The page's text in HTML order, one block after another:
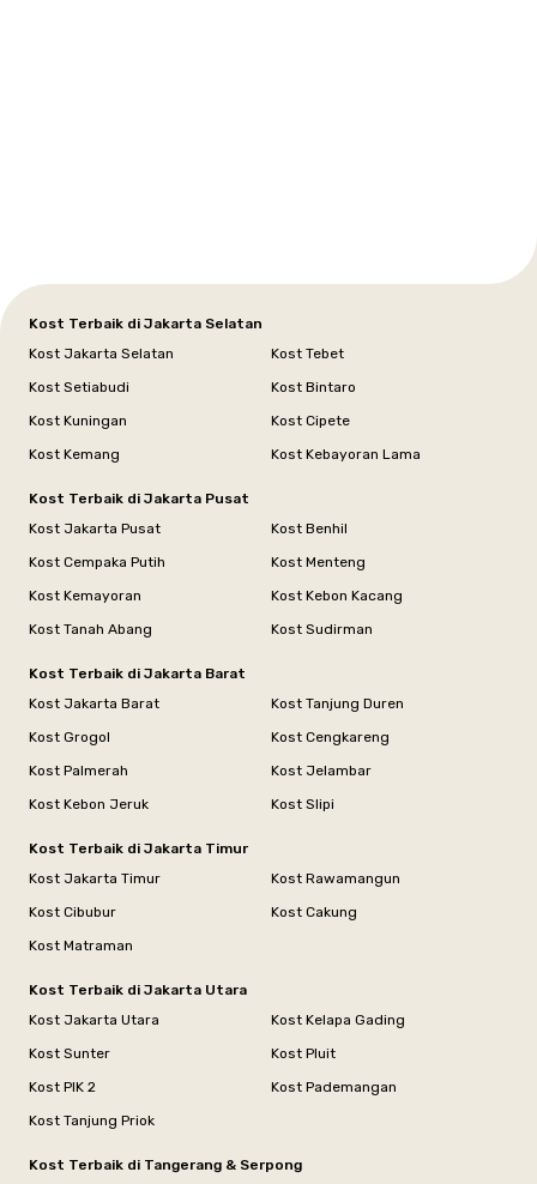
Kost Terbaik di Jakarta Selatan
Kost Jakarta Selatan
Kost Tebet
Kost Setiabudi
Kost Bintaro
Kost Kuningan
Kost Cipete
Kost Kemang
Kost Kebayoran Lama
Kost Terbaik di Jakarta Pusat
Kost Jakarta Pusat
Kost Benhil
Kost Cempaka Putih
Kost Menteng
Kost Kemayoran
Kost Kebon Kacang
Kost Tanah Abang
Kost Sudirman
Kost Terbaik di Jakarta Barat
Kost Jakarta Barat
Kost Tanjung Duren
Kost Grogol
Kost Cengkareng
Kost Palmerah
Kost Jelambar
Kost Kebon Jeruk
Kost Slipi
Kost Terbaik di Jakarta Timur
Kost Jakarta Timur
Kost Rawamangun
Kost Cibubur
Kost Cakung
Kost Matraman
Kost Terbaik di Jakarta Utara
Kost Jakarta Utara
Kost Kelapa Gading
Kost Sunter
Kost Pluit
Kost PIK 2
Kost Pademangan
Kost Tanjung Priok
Kost Terbaik di Tangerang & Serpong